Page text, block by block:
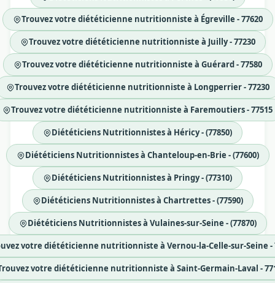
Trouvez votre diététicienne nutritionniste à Égreville - 77620
Trouvez votre diététicienne nutritionniste à Juilly - 77230
Trouvez votre diététicienne nutritionniste à Guérard - 77580
Trouvez votre diététicienne nutritionniste à Longperrier - 77230
Trouvez votre diététicienne nutritionniste à Faremoutiers - 77515
Diététiciens Nutritionnistes à Héricy - (77850)
Diététiciens Nutritionnistes à Chanteloup-en-Brie - (77600)
Diététiciens Nutritionnistes à Pringy - (77310)
Diététiciens Nutritionnistes à Chartrettes - (77590)
Diététiciens Nutritionnistes à Vulaines-sur-Seine - (77870)
votre diététicienne nutritionniste à Vernou-la-Celle-sur-Seine -
votre diététicienne nutritionniste à Saint-Germain-Laval -